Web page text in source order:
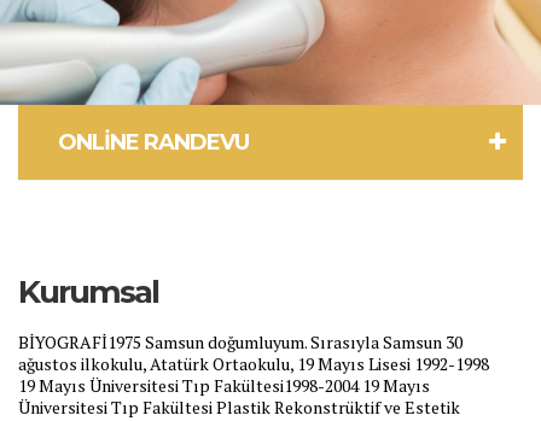
ONLINE RANDEVU
Kurumsal
BİYOGRAFİ1975 Samsun doğumluyum. Sırasıyla Samsun 30
ağustos ilkokulu, Atatürk Ortaokulu, 19 Mayıs Lisesi 1992-1998
19 Mayıs Üniversitesi Tıp Fakültesi1998-2004 19 Mayıs
Üniversitesi Tıp Fakültesi Plastik Rekonstrüktif ve Estetik